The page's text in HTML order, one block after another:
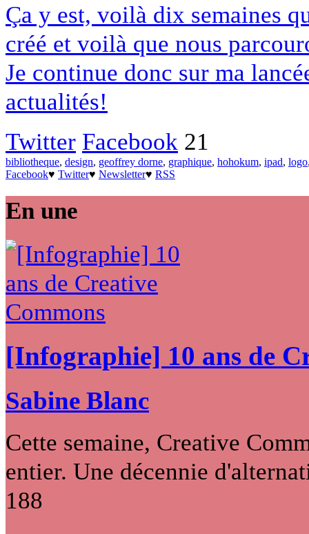
Ça y est, voilà dix semaines
créé et voilà que nous
Je continue donc sur ma
actualités!
Twitter Facebook 21
bibliotheque, design, geoffrey dorne, graphique, hohokum, ipad, logo
Facebook♥ Twitter♥ Newsletter♥ RSS
En une
[Infographie] 10 ans de
Sabine Blanc
Cette semaine, Creative
entier. Une décennie
188